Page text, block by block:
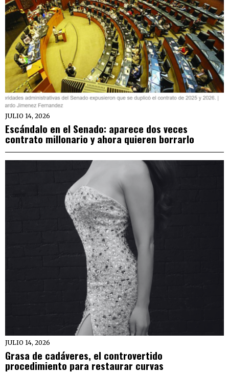
JULIO 14, 2026
Escándalo en el Senado: aparece dos veces
contrato millonario y ahora quieren borrarlo
JULIO 14, 2026
Grasa de cadáveres, el controvertido
procedimiento para restaurar curvas